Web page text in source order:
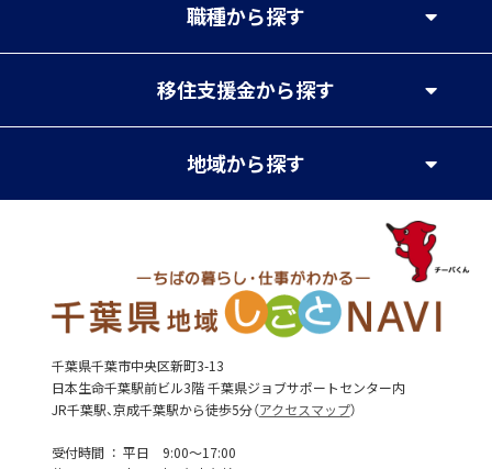
職種から探す
移住支援金から探す
地域から探す
千葉県千葉市中央区新町3-13
日本生命千葉駅前ビル3階 千葉県ジョブサポートセンター内
JR千葉駅、京成千葉駅から徒歩5分（アクセスマップ）
受付時間
平日 9:00～17:00